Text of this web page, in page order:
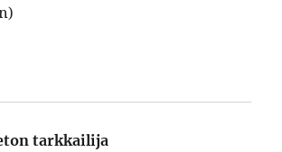
tarkkailija